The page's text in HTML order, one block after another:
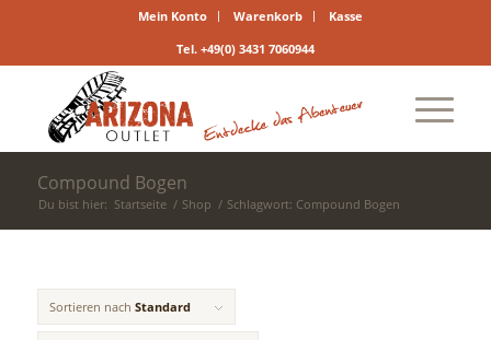
Mein Konto Warenkorb
Kasse
Tel. +49(0) 3431 7060944
Compound Bogen
Du bist hier: Startseite / Shop / Schlagwort: Compound Bogen
Sortieren nach Standard